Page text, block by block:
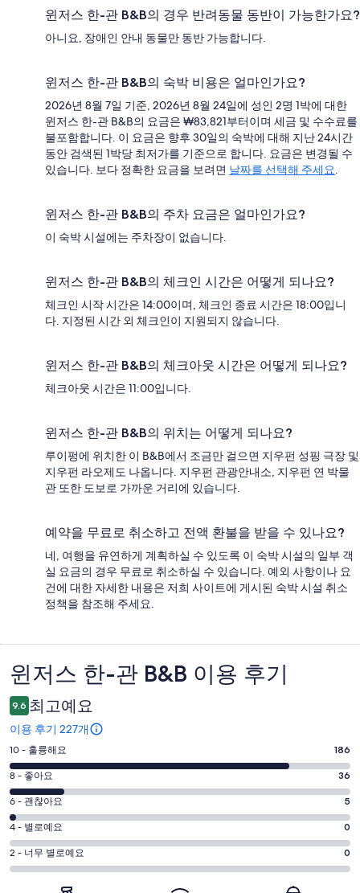
윈저스 한-관 B&B의 경우 반려동물 동반이 가능한가요?
아니요, 장애인 안내 동물만 동반 가능합니다.
윈저스 한-관 B&B의 숙박 비용은 얼마인가요?
2026년 8월 7일 기준, 2026년 8월 24일에 성인 2명 1박에 대한
윈저스 한-관 B&B의 요금은 ₩83,821부터이며 세금 및 수수료를
불포함합니다. 이 요금은 향후 30일의 숙박에 대해 지난 24시간
동안 검색된 1박당 최저가를 기준으로 합니다. 요금은 변경될 수
있습니다. 보다 정확한 요금을 보려면 날짜를 선택해 주세요
윈저스 한-관 B&B의 주차 요금은 얼마인가요?
이 숙박 시설에는 주차장이 없습니다.
윈저스 한-관 B&B의 체크인 시간은 어떻게 되나요?
체크인 시작 시간은 14:00이며, 체크인 종료 시간은 18:00입니
다. 지정된 시간 외 체크인이 지원되지 않습니다.
윈저스 한-관 B&B의 체크아웃 시간은 어떻게 되나요?
체크아웃 시간은 11:00입니다.
윈저스 한-관 B&B의 위치는 어떻게 되나요?
루이펑에 위치한 이 B&B에서 조금만 걸으면 지우펀 성핑 극장 및
지우펀 라오제도 나옵니다. 지우펀 관광안내소, 지우펀 연 박물
관 또한 도보로 가까운 거리에 있습니다.
예약을 무료로 취소하고 전액 환불을 받을 수 있나요?
네, 여행을 유연하게 계획하실 수 있도록 이 숙박 시설의 일부 객
실 요금의 경우 무료로 취소하실 수 있습니다. 예외 사항이나 요
건에 대한 자세한 내용은 저희 사이트에 게시된 숙박 시설 취소
정책을 참조해 주세요.
이
용
후
기
윈저스 한-관 B&B 이용 후기
9.6 최고예요
이용 후기 227개
평
점
10
-
훌
륭
해
요.
10 - 훌륭해요 186
평
점
8
-
좋
아
8 - 좋아요 36
평
점
6
-
괜
6 - 괜찮아요 5
평
점
4
4 - 별로예요 0
평
점
2 - 너무 별로예요 0